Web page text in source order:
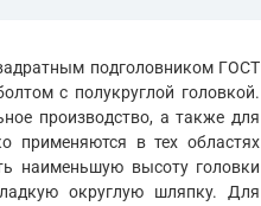
подголовником ГОСТ
с полукруглой головкой.
производство, а также для
применяются в тех областях
наименьшую высоту головки
округлую шляпку. Для